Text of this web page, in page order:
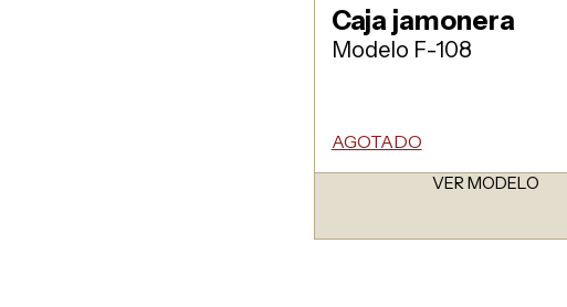
Caja jamonera
Modelo F-108
AGOTADO
VER MODELO